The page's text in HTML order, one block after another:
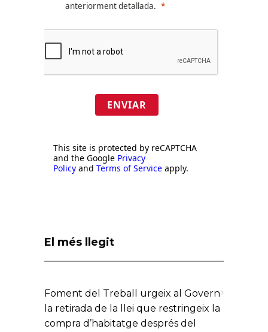
anteriorment detallada.
ENVIAR
This site is protected by reCAPTCHA
and the Google Privacy
Policy and Terms of Service apply.
El més llegit
Foment del Treball urgeix al Govern
la retirada de la llei que restringeix la
compra d’habitatge després del